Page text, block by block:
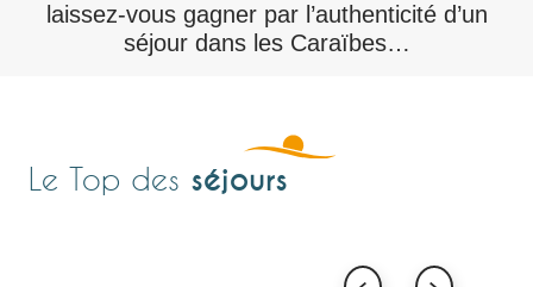
laissez-vous gagner par l’authenticité d’un
séjour dans les Caraïbes…
Le Top des séjours